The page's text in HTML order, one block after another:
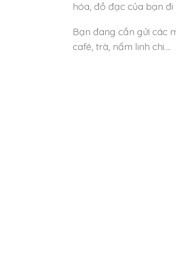
hóa, đồ đạc của bạn
Bạn đang cần gửi các
café, trà, nấm linh chi….